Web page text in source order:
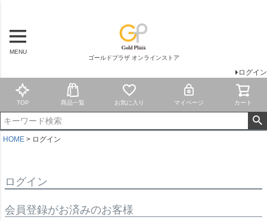
MENU
ゴールドプラザ オンラインストア
ログイン
TOP 商品一覧 お気に入り マイページ カート
HOME ログイン
ログイン
会員登録がお済みのお客様